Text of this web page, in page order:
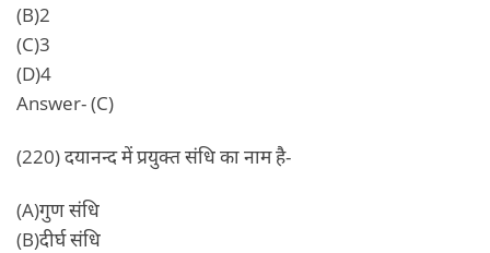
(B)2
(C)3
(D)4
Answer- (C)
(220) दयानन्द में प्रयुक्त संधि का नाम है-
(A)गुण संधि
(B)दीर्घ संधि